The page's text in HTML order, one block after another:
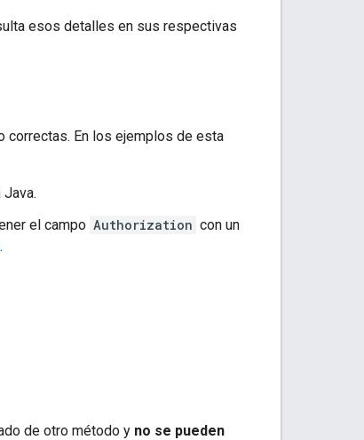
esos detalles en sus respectivas
correctas. En los ejemplos de esta
Java.
el campo Authorization con un
.
de otro método y no se pueden